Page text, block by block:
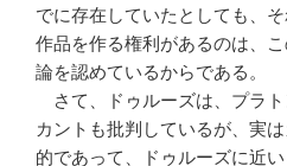
でに存在していたとしても、
作品を作る権利があるのは、
論を認めているからである。
さて、ドゥルーズは、プラト
カントも批判しているが、実
的であって、ドゥルーズに近